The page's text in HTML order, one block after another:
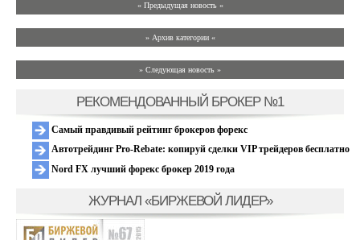
« Предыдущая новость «
» Архив категории «
» Следующая новость »
РЕКОМЕНДОВАННЫЙ БРОКЕР №1
Самый правдивый рейтинг брокеров форекс
Автотрейдинг Pro-Rebate: копируй сделки VIP трейдеров бесплатно
Nord FX лучший форекс брокер 2019 года
ЖУРНАЛ «БИРЖЕВОЙ ЛИДЕР»